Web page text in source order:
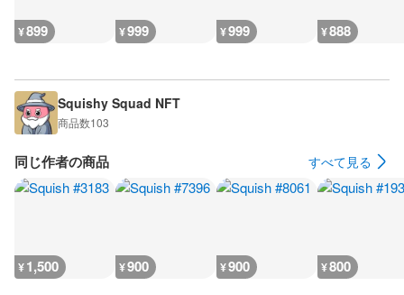
¥899 ¥999 ¥999 ¥888
Squishy Squad NFT
商品数103
同じ作者の商品 すべて見る
¥1,500 ¥900 ¥900 ¥800